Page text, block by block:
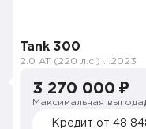
Tank 300
2023
3 270 000 ₽
Максимальная выгода
Кредит от 48